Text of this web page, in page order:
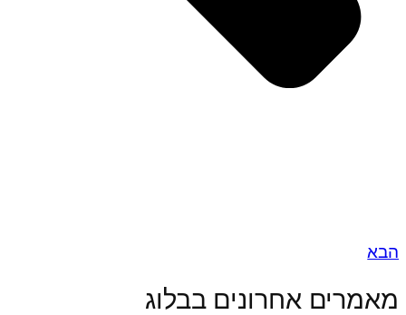
הבא
מאמרים אחרונים בבלוג